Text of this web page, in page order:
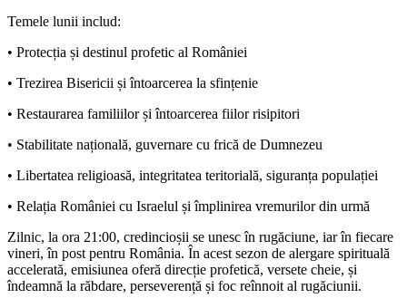
Temele lunii includ:
• Protecția și destinul profetic al României
• Trezirea Bisericii și întoarcerea la sfințenie
• Restaurarea familiilor și întoarcerea fiilor risipitori
• Stabilitate națională, guvernare cu frică de Dumnezeu
• Libertatea religioasă, integritatea teritorială, siguranța populației
• Relația României cu Israelul și împlinirea vremurilor din urmă
Zilnic, la ora 21:00, credincioșii se unesc în rugăciune, iar în fiecare
vineri, în post pentru România. În acest sezon de alergare spirituală
accelerată, emisiunea oferă direcție profetică, versete cheie, și
îndeamnă la răbdare, perseverență și foc reînnoit al rugăciunii.